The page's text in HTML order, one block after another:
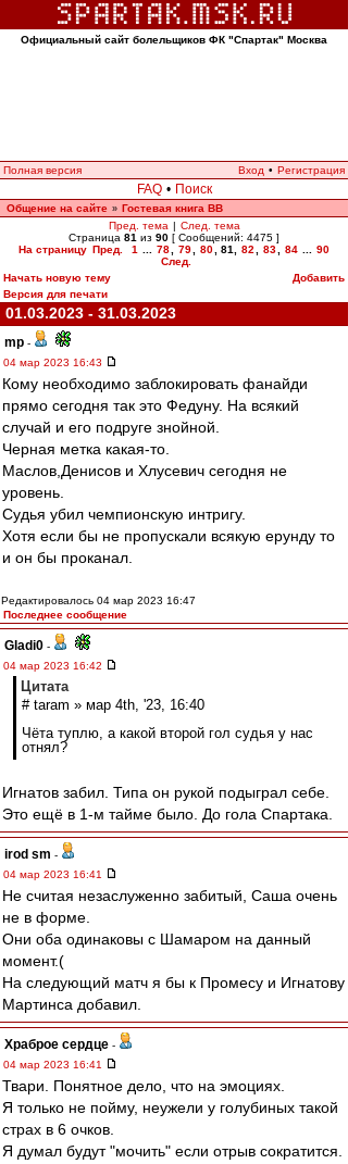
Официальный сайт болельщиков ФК "Спартак" Москва
Полная версия Вход • Регистрация
FAQ • Поиск
Общение на сайте » Гостевая книга ВВ
Пред. тема | След. тема
Страница 81 из 90 [ Сообщений: 4475 ]
На страницу Пред. 1 78 79 80 81 82 83 84
90
След.
Начать новую тему
Добавить
Версия для печати
01.03.2023 - 31.03.2023
mp -
04 мар 2023 16:43
Кому необходимо заблокировать фанайди
прямо сегодня так это Федуну. На всякий
случай и его подруге знойной.
Черная метка какая-то.
Маслов,Денисов и Хлусевич сегодня не
уровень.
Судья убил чемпионскую интригу.
Хотя если бы не пропускали всякую ерунду то
и он бы проканал.
Редактировалось 04 мар 2023 16:47
Последнее сообщение
Gladi0 -
04 мар 2023 16:42
Цитата
# taram » мар 4th, '23, 16:40
Чёта туплю, а какой второй гол судья у нас
отнял?
Игнатов забил. Типа он рукой подыграл себе.
Это ещё в 1-м тайме было. До гола Спартака.
irod sm -
04 мар 2023 16:41
Не считая незаслуженно забитый, Саша очень
не в форме.
Они оба одинаковы с Шамаром на данный
момент.(
На следующий матч я бы к Промесу и Игнатову
Мартинса добавил.
Храброе сердце -
04 мар 2023 16:41
Твари. Понятное дело, что на эмоциях.
Я только не пойму, неужели у голубиных такой
страх в 6 очков.
Я думал будут "мочить" если отрыв сократится.